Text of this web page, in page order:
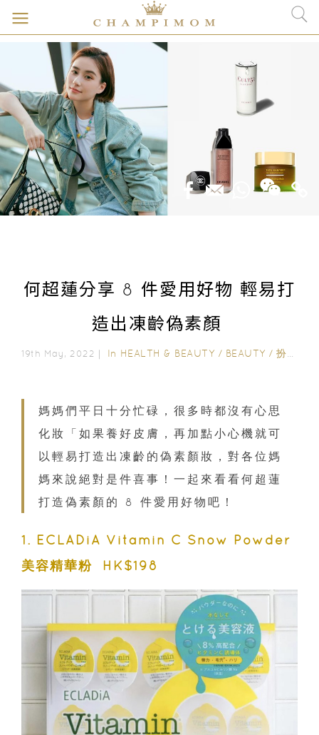
何超蓮分享 8 件愛用好物 輕易打
造出凍齡偽素顏
19th May, 2022｜ In HEALTH & BEAUTY / BEAUTY / 扮靚美容
媽媽們平日十分忙碌，很多時都沒有心思
化妝「如果養好皮膚，再加點小心機就可
以輕易打造出凍齡的偽素顏妝，對各位媽
媽來說絕對是件喜事！一起來看看何超蓮
打造偽素顏的 8 件愛用好物吧！
1. ECLADiA Vitamin C Snow Powder
美容精華粉 HK$198